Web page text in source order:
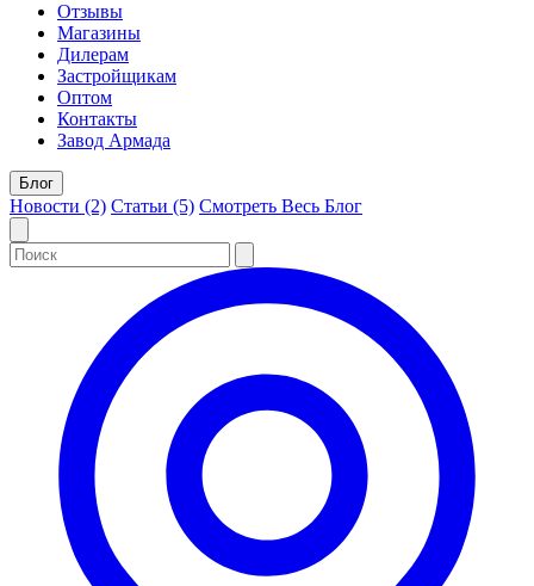
Отзывы
Магазины
Дилерам
Застройщикам
Оптом
Контакты
Завод Армада
Блог
Новости (2) Статьи (5) Смотреть Весь Блог